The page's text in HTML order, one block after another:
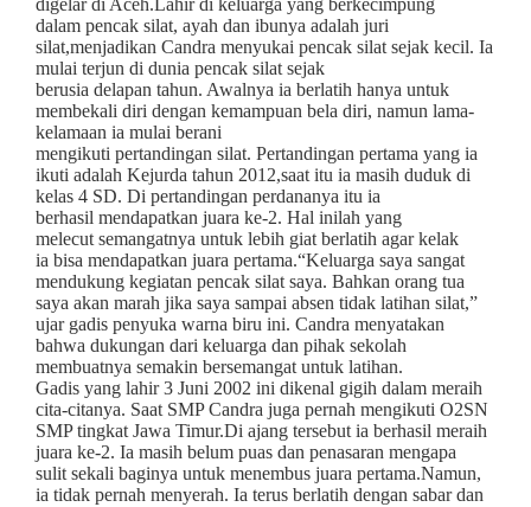
digelar di Aceh.Lahir di keluarga yang berkecimpung
dalam pencak silat, ayah dan ibunya adalah juri
silat,menjadikan Candra menyukai pencak silat sejak kecil. Ia
mulai terjun di dunia pencak silat sejak
berusia delapan tahun. Awalnya ia berlatih hanya untuk
membekali diri dengan kemampuan bela diri, namun lama-
kelamaan ia mulai berani
mengikuti pertandingan silat. Pertandingan pertama yang ia
ikuti adalah Kejurda tahun 2012,saat itu ia masih duduk di
kelas 4 SD. Di pertandingan perdananya itu ia
berhasil mendapatkan juara ke-2. Hal inilah yang
melecut semangatnya untuk lebih giat berlatih agar kelak
ia bisa mendapatkan juara pertama.“Keluarga saya sangat
mendukung kegiatan pencak silat saya. Bahkan orang tua
saya akan marah jika saya sampai absen tidak latihan silat,”
ujar gadis penyuka warna biru ini. Candra menyatakan
bahwa dukungan dari keluarga dan pihak sekolah
membuatnya semakin bersemangat untuk latihan.
Gadis yang lahir 3 Juni 2002 ini dikenal gigih dalam meraih
cita-citanya. Saat SMP Candra juga pernah mengikuti O2SN
SMP tingkat Jawa Timur.Di ajang tersebut ia berhasil meraih
juara ke-2. Ia masih belum puas dan penasaran mengapa
sulit sekali baginya untuk menembus juara pertama.Namun,
ia tidak pernah menyerah. Ia terus berlatih dengan sabar dan